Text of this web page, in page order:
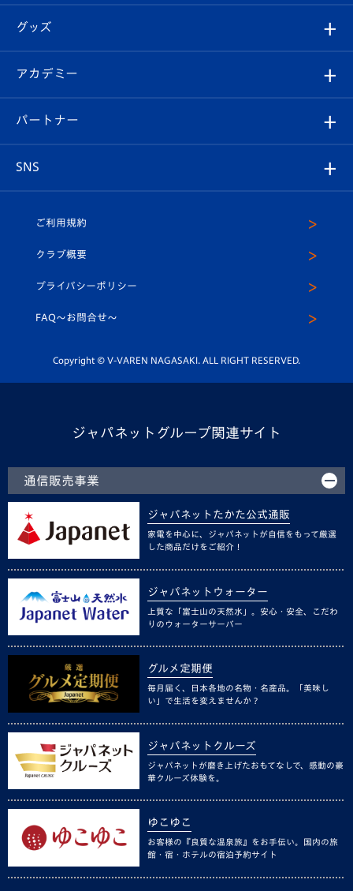
チケット
イベント
メディア
ホームタウン
スタッフプロフィール
マスコット紹介
平和祈念活動
ホームタウン活動
はじめての観戦ガイド
Revive Team
ヴィヴィくんの長崎おもてなしガイド
フォトギャラリー
スタジアムグルメ
チケット
V-LOVERS（ファンクラブ）
プレイヤーズスイート
グッズ
オンラインショップ
店舗情報
アカデミー
育成からのお知らせ
U-18
スクール
パートナー
SNS
ヴィヴィくんインスタグラム
公式LINE＠
ご利用規約
クラブ概要
プライバシーポリシー
FAQ〜お問合せ〜
Copyright © V-VAREN NAGASAKI. ALL RIGHT RESERVED.
ジャパネットグループ関連サイト
通信販売事業
ジャパネットたかた公式通販
家電を中心に、ジャパネットが自信をもって厳選
した商品だけをご紹介！
ジャパネットウォーター
上質な「富士山の天然水」。安心・安全、こだわ
りのウォーターサーバー
グルメ定期便
毎月届く、日本各地の名物・名産品。「美味し
い」で生活を変えませんか？
ジャパネットクルーズ
ジャパネットが磨き上げたおもてなしで、感動の豪
華クルーズ体験を。
ゆこゆこ
お客様の『良質な温泉旅』をお手伝い。国内の旅
館・宿・ホテルの宿泊予約サイト